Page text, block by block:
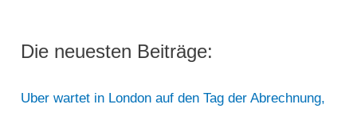
Die neuesten Beiträge:
Uber wartet in London auf den Tag der Abrechnung,